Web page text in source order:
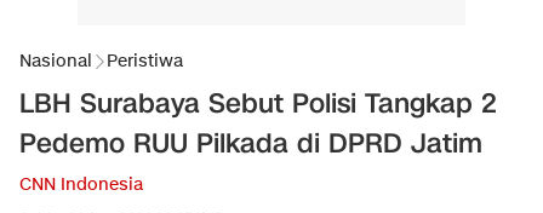
Nasional Peristiwa
LBH Surabaya Sebut Polisi Tangkap 2
Pedemo RUU Pilkada di DPRD Jatim
CNN Indonesia